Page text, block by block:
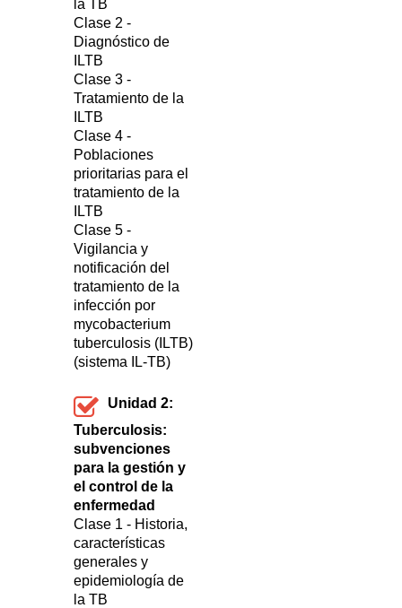
la TB
Clase 2 -
Diagnóstico de
ILTB
Clase 3 -
Tratamiento de la
ILTB
Clase 4 -
Poblaciones
prioritarias para el
tratamiento de la
ILTB
Clase 5 -
Vigilancia y
notificación del
tratamiento de la
infección por
mycobacterium
tuberculosis (ILTB)
(sistema IL-TB)
Unidad 2:
Tuberculosis:
subvenciones
para la gestión y
el control de la
enfermedad
Clase 1 - Historia,
características
generales y
epidemiología de
la TB